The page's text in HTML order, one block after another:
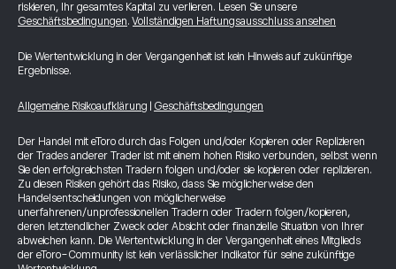
riskieren, Ihr gesamtes Kapital zu verlieren. Lesen Sie unsere
Geschäftsbedingungen.Vollständigen Haftungsausschluss ansehen
Die Wertentwicklung in der Vergangenheit ist kein Hinweis auf zukünftige
Ergebnisse.
Allgemeine Risikoaufklärung Geschäftsbedingungen
Der Handel mit eToro durch das Folgen und/oder Kopieren oder Replizieren
der Trades anderer Trader ist mit einem hohen Risiko verbunden, selbst wenn
Sie den erfolgreichsten Tradern folgen und/oder sie kopieren oder replizieren.
Zu diesen Risiken gehört das Risiko, dass Sie möglicherweise den
Handelsentscheidungen von möglicherweise
unerfahrenen/unprofessionellen Tradern oder Tradern folgen/kopieren,
deren letztendlicher Zweck oder Absicht oder finanzielle Situation von Ihrer
abweichen kann. Die Wertentwicklung in der Vergangenheit eines Mitglieds
der eToro-Community ist kein verlässlicher Indikator für seine zukünftige